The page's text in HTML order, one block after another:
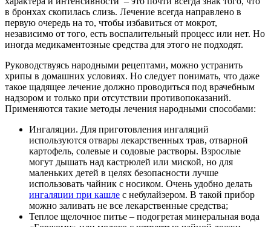
в бронхах скопилась слизь. Лечение всегда направлено в
первую очередь на то, чтобы избавиться от мокрот,
независимо от того, есть воспалительный процесс или нет. Но
иногда медикаментозные средства для этого не подходят.
Руководствуясь народными рецептами, можно устранить
хрипы в домашних условиях. Но следует понимать, что даже
такое щадящее лечение должно проводиться под врачебным
надзором и только при отсутствии противопоказаний.
Применяются такие методы лечения народными способами:
Ингаляции. Для приготовления ингаляций
используются отвары лекарственных трав, отварной
картофель, солевые и содовые растворы. Взрослые
могут дышать над кастрюлей или миской, но для
маленьких детей в целях безопасности лучше
использовать чайник с носиком. Очень удобно делать
ингаляции при кашле с небулайзером. В такой прибор
можно заливать не все лекарственные средства;
Теплое щелочное питье – подогретая минеральная вода